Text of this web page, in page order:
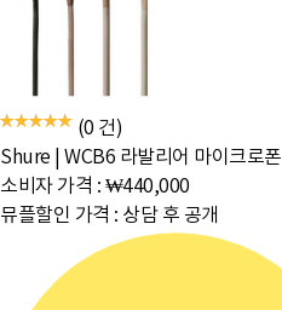
(0 건)
Shure
WCB6 라발리어 마이크로폰
소비자 가격 : ₩440,000
뮤플할인 가격 : 상담 후 공개